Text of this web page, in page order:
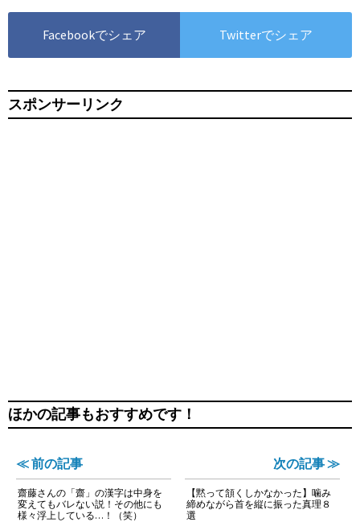
Facebookでシェア Twitterでシェア
スポンサーリンク
ほかの記事もおすすめです！
≪ 前の記事
齋藤さんの「齋」の漢字は中身を
変えてもバレない説！その他にも
様々浮上している…！（笑）
次の記事 ≫
【黙って頷くしかなかった】噛み
締めながら首を縦に振った真理８
選